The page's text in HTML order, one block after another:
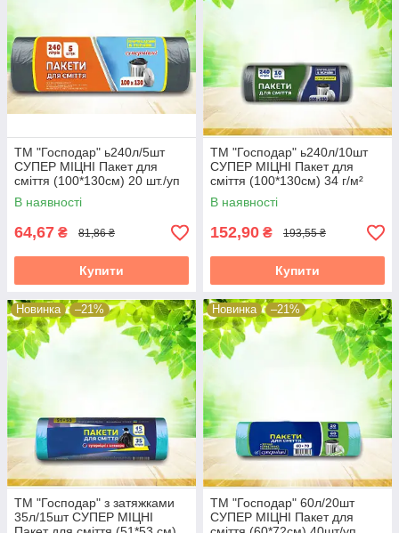
ТМ "Господар" ь240л/5шт
СУПЕР МІЦНІ Пакет для
сміття (100*130см) 20 шт./уп
УБ17
В наявності
64,67 ₴ 81,86 ₴
Купити
ТМ "Господар" ь240л/10шт
СУПЕР МІЦНІ Пакет для
сміття (100*130см) 34 г/м²
УБ18
В наявності
152,90 ₴ 193,55 ₴
Купити
Новинка –21%
ТМ "Господар" з затяжками
35л/15шт СУПЕР МІЦНІ
Новинка –21%
ТМ "Господар" 60л/20шт
СУПЕР МІЦНІ Пакет для